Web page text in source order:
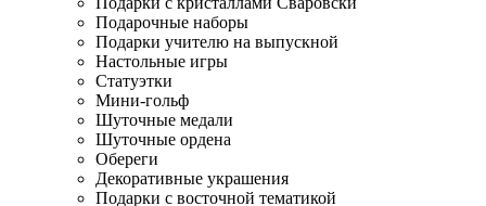
Подарочные наборы
Подарки учителю на выпускной
Настольные игры
Статуэтки
Мини-гольф
Шуточные медали
Шуточные ордена
Обереги
Декоративные украшения
Подарки с восточной тематикой